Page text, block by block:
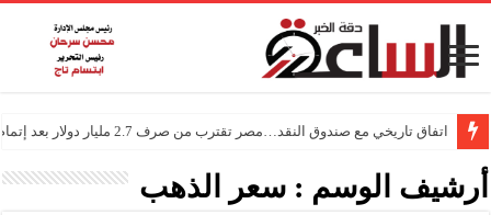
اتفاق تاريخي مع صندوق النقد…مصر تقترب من صرف 2.7 مليار دولار بعد إتمام المراجعتين
درجات الحرارة اليوم في مصر… أجواء باردة مع أمطار خفيفة
أرشيف الوسم :سعر الذهب